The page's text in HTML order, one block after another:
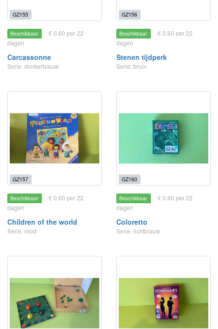
GZ155
Beschikbaar
€ 0.60 per 22
dagen
Carcassonne
Serie: donkerblauw
GZ156
Beschikbaar
€ 0.60 per 22
dagen
Stenen tijdperk
Serie: bruin
GZ157
Beschikbaar
€ 0.60 per 22
dagen
Children of the world
Serie: rood
GZ160
Beschikbaar
€ 0.60 per 22
dagen
Coloretto
Serie: lichtblauw